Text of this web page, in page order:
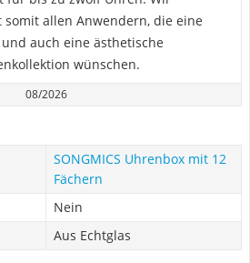
allen Anwendern, die eine
auch eine ästhetische
wünschen.
08/2026
SONGMICS Uhrenbox mit 12
Fächern
Nein
Aus Echtglas